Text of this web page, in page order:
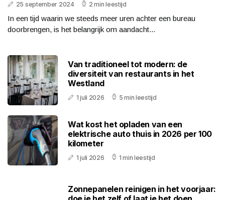
25 september 2024 2 min leestijd
In een tijd waarin we steeds meer uren achter een bureau
doorbrengen, is het belangrijk om aandacht...
Van traditioneel tot modern: de
diversiteit van restaurants in het
Westland
1 juli 2026 5 min leestijd
Wat kost het opladen van een
elektrische auto thuis in 2026 per 100
kilometer
1 juli 2026 1 min leestijd
Zonnepanelen reinigen in het voorjaar: